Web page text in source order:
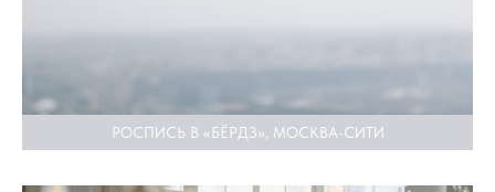
РОСПИСЬ В «БЁРДЗ», МОСКВА-СИТИ